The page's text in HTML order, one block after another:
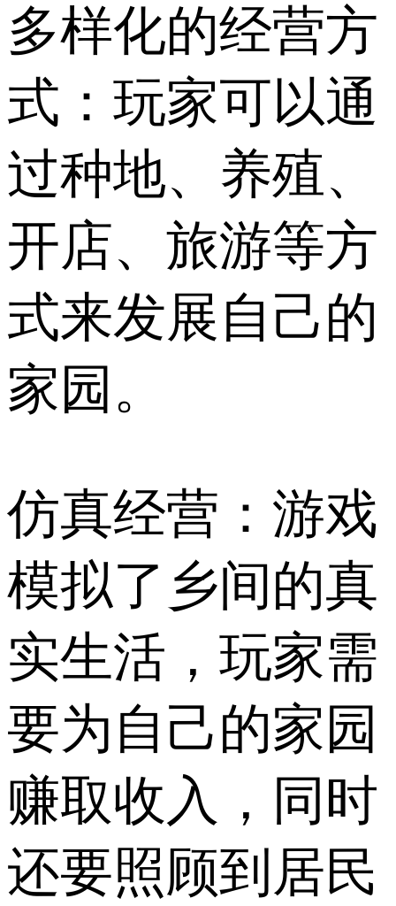
多样化的经营方
式：玩家可以通
过种地、养殖、
开店、旅游等方
式来发展自己的
家园。
仿真经营：游戏
模拟了乡间的真
实生活，玩家需
要为自己的家园
赚取收入，同时
还要照顾到居民